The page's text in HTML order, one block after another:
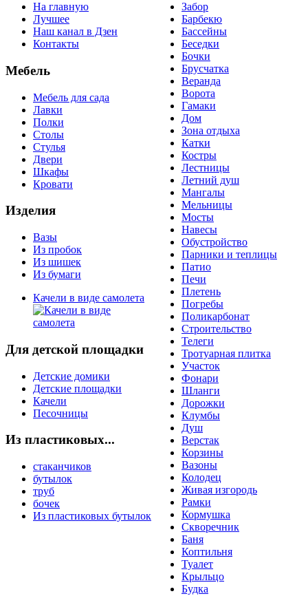
На главную
Лучшее
Наш канал в Дзен
Контакты
Мебель
Мебель для сада
Лавки
Полки
Столы
Стулья
Двери
Шкафы
Кровати
Изделия
Вазы
Из пробок
Из шишек
Из бумаги
Качели в виде самолета
Для детской площадки
Детские домики
Детские площадки
Качели
Песочницы
Из пластиковых...
стаканчиков
бутылок
труб
бочек
Из пластиковых бутылок
Забор
Барбекю
Бассейны
Беседки
Бочки
Брусчатка
Веранда
Ворота
Гамаки
Дом
Зона отдыха
Катки
Костры
Лестницы
Летний душ
Мангалы
Мельницы
Мосты
Навесы
Обустройство
Парники и теплицы
Патио
Печи
Плетень
Погребы
Поликарбонат
Строительство
Телеги
Тротуарная плитка
Участок
Фонари
Шланги
Дорожки
Клумбы
Душ
Верстак
Корзины
Вазоны
Колодец
Живая изгородь
Рамки
Кормушка
Скворечник
Баня
Коптильня
Туалет
Крыльцо
Будка